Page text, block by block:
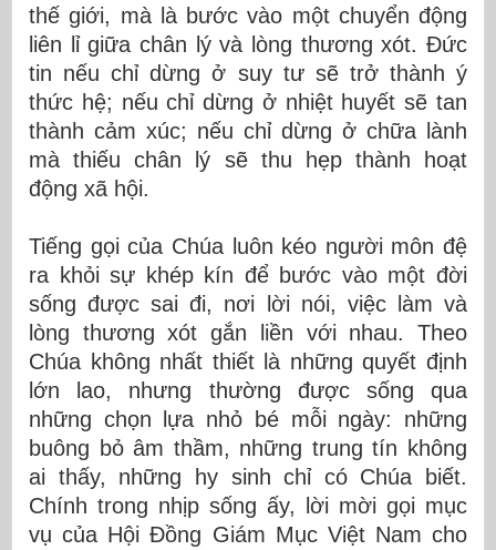
thế giới, mà là bước vào một chuyển động
liên lỉ giữa chân lý và lòng thương xót. Đức
tin nếu chỉ dừng ở suy tư sẽ trở thành ý
thức hệ; nếu chỉ dừng ở nhiệt huyết sẽ tan
thành cảm xúc; nếu chỉ dừng ở chữa lành
mà thiếu chân lý sẽ thu hẹp thành hoạt
động xã hội.
Tiếng gọi của Chúa luôn kéo người môn đệ
ra khỏi sự khép kín để bước vào một đời
sống được sai đi, nơi lời nói, việc làm và
lòng thương xót gắn liền với nhau. Theo
Chúa không nhất thiết là những quyết định
lớn lao, nhưng thường được sống qua
những chọn lựa nhỏ bé mỗi ngày: những
buông bỏ âm thầm, những trung tín không
ai thấy, những hy sinh chỉ có Chúa biết.
Chính trong nhịp sống ấy, lời mời gọi mục
vụ của Hội Đồng Giám Mục Việt Nam cho